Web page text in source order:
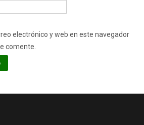
electrónico y web en este navegador
comente.